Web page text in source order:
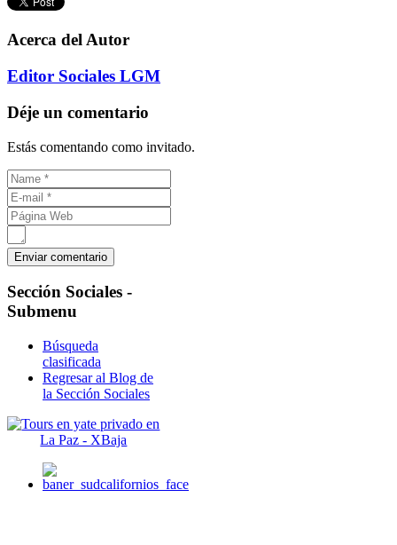
Acerca del Autor
Editor Sociales LGM
Déje un comentario
Estás comentando como invitado.
Sección Sociales -
Submenu
Búsqueda
clasificada
Regresar al Blog de
la Sección Sociales